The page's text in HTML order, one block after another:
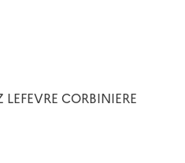
CORBINIERE